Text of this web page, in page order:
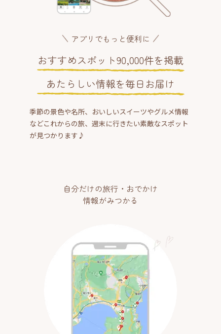
アプリでもっと便利に
おすすめスポット90,000件を掲載
あたらしい情報を毎日お届け
季節の景色や名所、おいしいスイーツやグルメ情報
などこれからの旅、週末に行きたい素敵なスポット
が見つかります♪
自分だけの旅行・おでかけ
情報がみつかる